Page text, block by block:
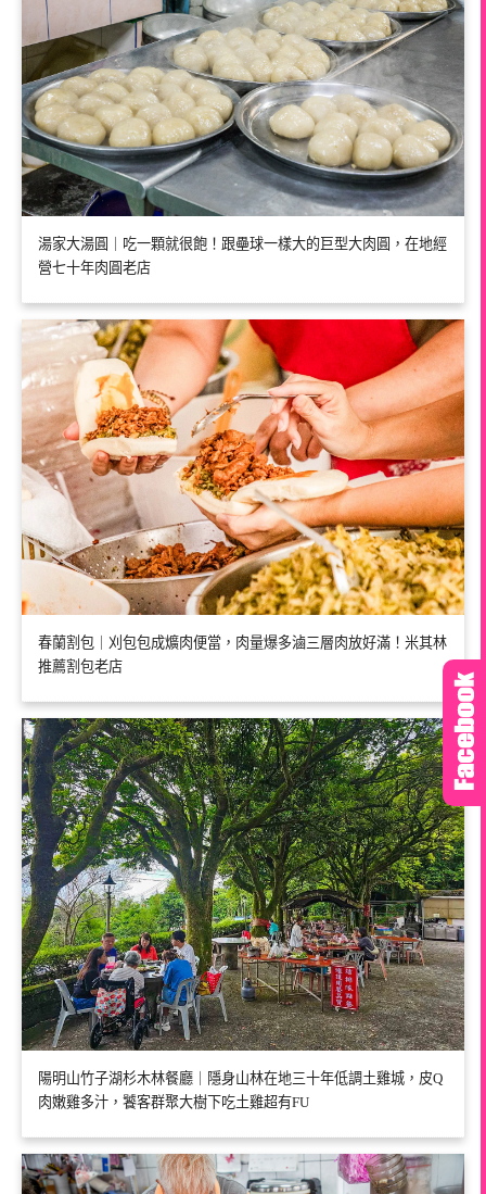
湯家大湯圓｜吃一顆就很飽！跟壘球一樣大的巨型大肉圓，在地經
營七十年肉圓老店
春蘭割包｜刈包包成爌肉便當，肉量爆多滷三層肉放好滿！米其林
推薦割包老店
陽明山竹子湖杉木林餐廳｜隱身山林在地三十年低調土雞城，皮Q
肉嫩雞多汁，饕客群聚大樹下吃土雞超有FU